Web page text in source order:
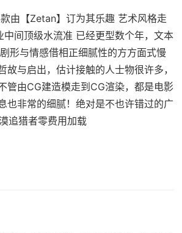
由【Zetan】订为其乐趣 艺术风格走
中间顶级水流准 已经更型数个年，文本
形与情感借相正细腻性的方方面式慢
故与启出，估计接触的人士物很许多，
管由CG建造模走到CG渲染，都是电影
也非常的细腻！绝对是不也许错过的广
追猎者零费用加载